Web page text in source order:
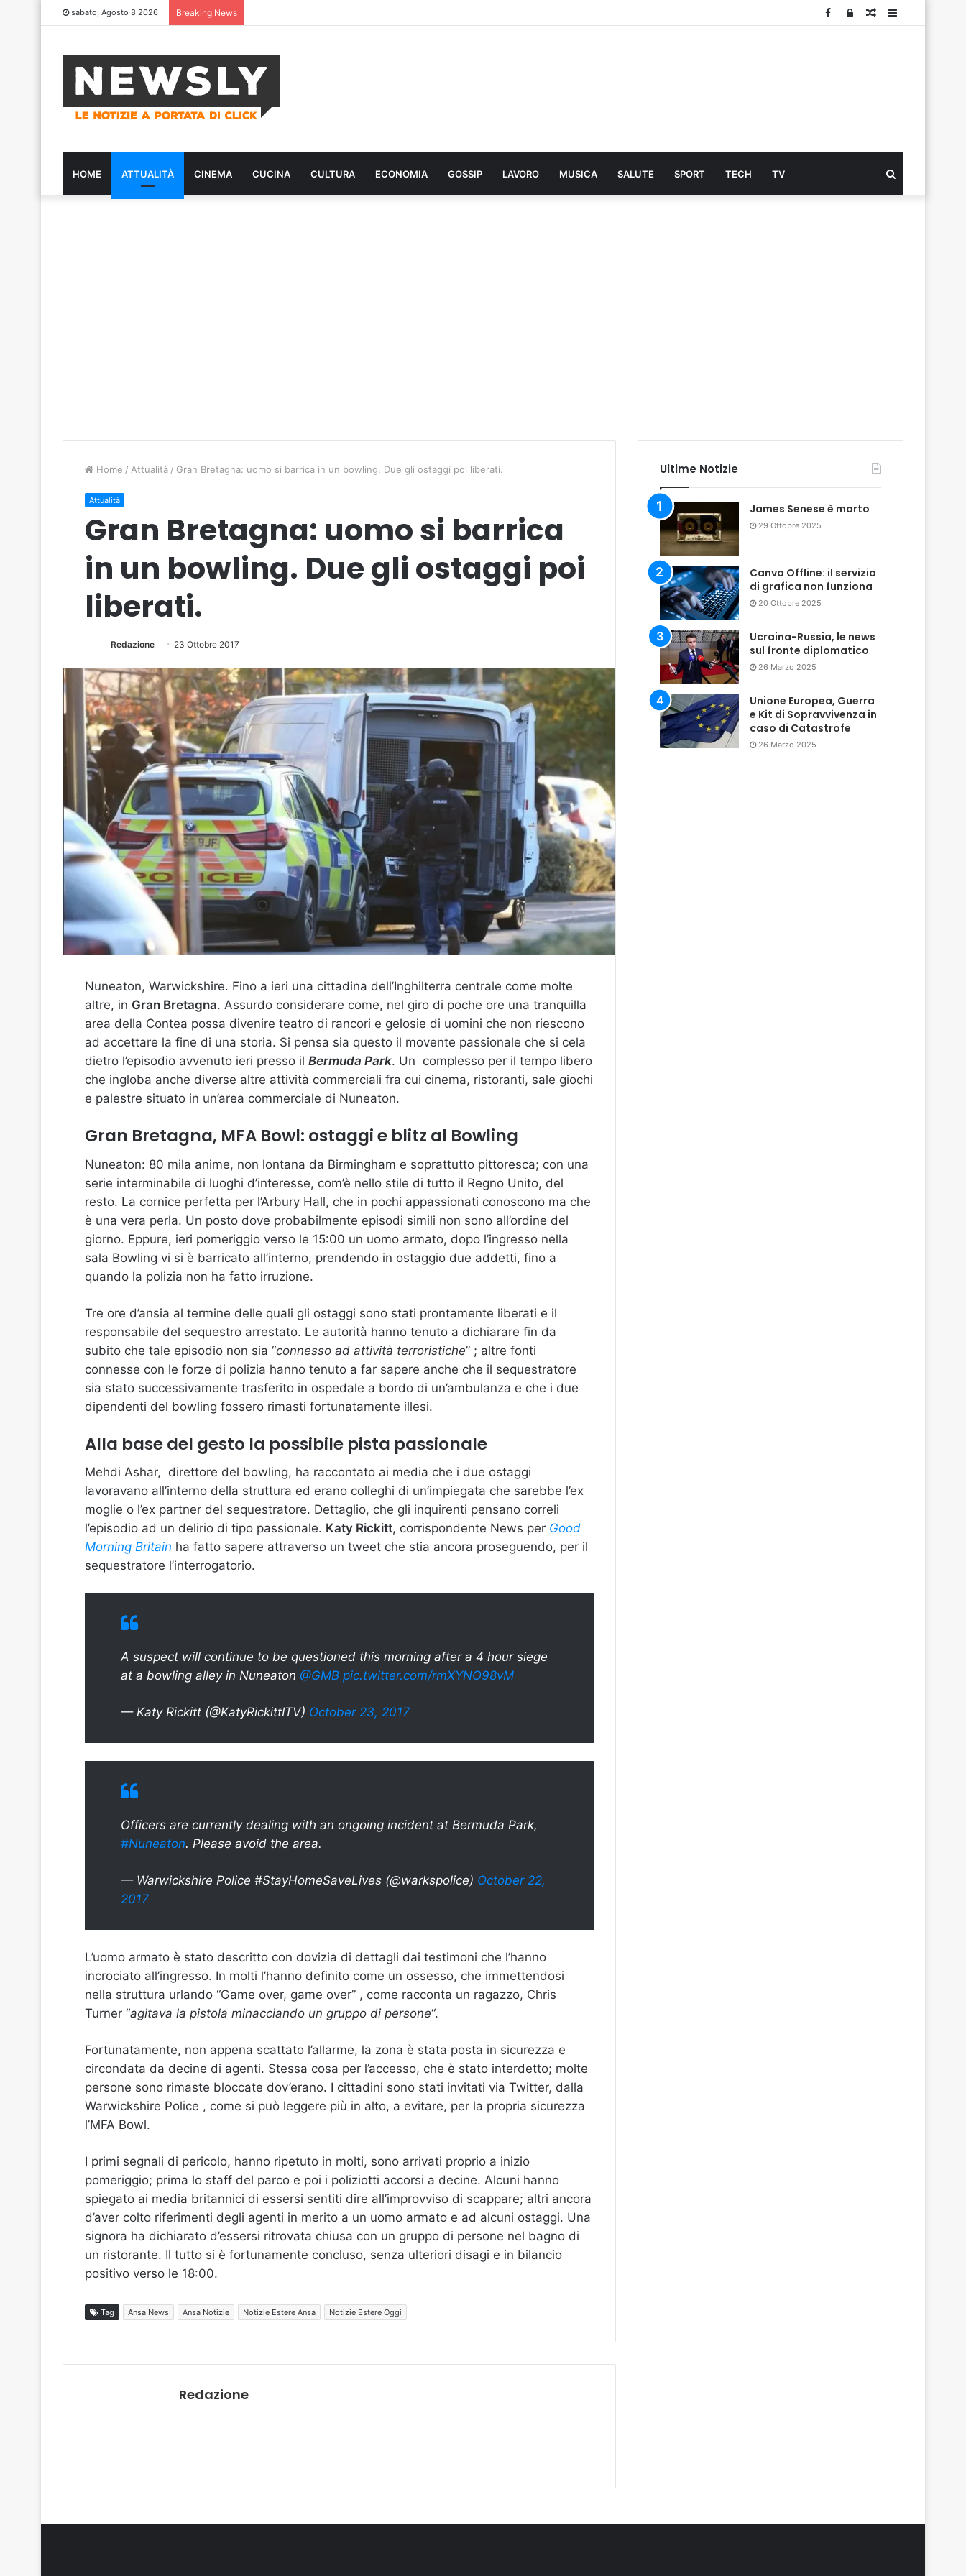
sabato, Agosto 8 2026 Breaking News Sidebar
Articolo
Log
Facebook
HOME ATTUALITÀ CINEMA CUCINA CULTURA ECONOMIA GOSSIP LAVORO MUSICA SALUTE SPORT TECH TV
Home / Attualità / Gran Bretagna: uomo si barrica in un bowling. Due gli ostaggi poi liberati.
Attualità
Gran Bretagna: uomo si barrica
in un bowling. Due gli ostaggi poi
liberati.
Redazione 23 Ottobre 2017
Nuneaton, Warwickshire. Fino a ieri una cittadina dell’Inghilterra centrale come molte
altre, in Gran Bretagna. Assurdo considerare come, nel giro di poche ore una tranquilla
area della Contea possa divenire teatro di rancori e gelosie di uomini che non riescono
ad accettare la fine di una storia. Si pensa sia questo il movente passionale che si cela
dietro l’episodio avvenuto ieri presso il Bermuda Park. Un complesso per il tempo libero
che ingloba anche diverse altre attività commerciali fra cui cinema, ristoranti, sale giochi
e palestre situato in un’area commerciale di Nuneaton.
Gran Bretagna, MFA Bowl: ostaggi e blitz al Bowling
Nuneaton: 80 mila anime, non lontana da Birmingham e soprattutto pittoresca; con una
serie interminabile di luoghi d’interesse, com’è nello stile di tutto il Regno Unito, del
resto. La cornice perfetta per l’Arbury Hall, che in pochi appassionati conoscono ma che
è una vera perla. Un posto dove probabilmente episodi simili non sono all’ordine del
giorno. Eppure, ieri pomeriggio verso le 15:00 un uomo armato, dopo l’ingresso nella
sala Bowling vi si è barricato all’interno, prendendo in ostaggio due addetti, fino a
quando la polizia non ha fatto irruzione.
Tre ore d’ansia al termine delle quali gli ostaggi sono stati prontamente liberati e il
responsabile del sequestro arrestato. Le autorità hanno tenuto a dichiarare fin da
subito che tale episodio non sia “connesso ad attività terroristiche” ; altre fonti
connesse con le forze di polizia hanno tenuto a far sapere anche che il sequestratore
sia stato successivamente trasferito in ospedale a bordo di un’ambulanza e che i due
dipendenti del bowling fossero rimasti fortunatamente illesi.
Alla base del gesto la possibile pista passionale
Mehdi Ashar, direttore del bowling, ha raccontato ai media che i due ostaggi
lavoravano all’interno della struttura ed erano colleghi di un’impiegata che sarebbe l’ex
moglie o l’ex partner del sequestratore. Dettaglio, che gli inquirenti pensano correli
l’episodio ad un delirio di tipo passionale. Katy Rickitt, corrispondente News per Good
Morning Britain ha fatto sapere attraverso un tweet che stia ancora proseguendo, per il
sequestratore l’interrogatorio.
A suspect will continue to be questioned this morning after a 4 hour siege
at a bowling alley in Nuneaton @GMB pic.twitter.com/rmXYNO98vM
— Katy Rickitt (@KatyRickittITV) October 23, 2017
Officers are currently dealing with an ongoing incident at Bermuda Park,
#Nuneaton. Please avoid the area.
— Warwickshire Police #StayHomeSaveLives (@warkspolice) October 22,
2017
L’uomo armato è stato descritto con dovizia di dettagli dai testimoni che l’hanno
incrociato all’ingresso. In molti l’hanno definito come un ossesso, che immettendosi
nella struttura urlando “Game over, game over” , come racconta un ragazzo, Chris
Turner “agitava la pistola minacciando un gruppo di persone“.
Fortunatamente, non appena scattato l’allarme, la zona è stata posta in sicurezza e
circondata da decine di agenti. Stessa cosa per l’accesso, che è stato interdetto; molte
persone sono rimaste bloccate dov’erano. I cittadini sono stati invitati via Twitter, dalla
Warwickshire Police , come si può leggere più in alto, a evitare, per la propria sicurezza
l’MFA Bowl.
I primi segnali di pericolo, hanno ripetuto in molti, sono arrivati proprio a inizio
pomeriggio; prima lo staff del parco e poi i poliziotti accorsi a decine. Alcuni hanno
spiegato ai media britannici di essersi sentiti dire all’improvviso di scappare; altri ancora
d’aver colto riferimenti degli agenti in merito a un uomo armato e ad alcuni ostaggi. Una
signora ha dichiarato d’essersi ritrovata chiusa con un gruppo di persone nel bagno di
un ristorante. Il tutto si è fortunamente concluso, senza ulteriori disagi e in bilancio
positivo verso le 18:00.
Tag Ansa News Ansa Notizie Notizie Estere Ansa Notizie Estere Oggi
Redazione
Ultime Notizie
James Senese è morto
29 Ottobre 2025
Canva Offline: il servizio
di grafica non funziona
20 Ottobre 2025
Ucraina-Russia, le news
sul fronte diplomatico
26 Marzo 2025
Unione Europea, Guerra
e Kit di Sopravvivenza in
caso di Catastrofe
26 Marzo 2025